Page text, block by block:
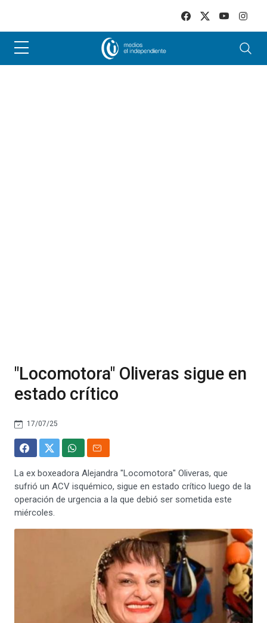
"Locomotora" Oliveras sigue en
estado crítico
17/07/25
La ex boxeadora Alejandra "Locomotora" Oliveras, que
sufrió un ACV isquémico, sigue en estado crítico luego de la
operación de urgencia a la que debió ser sometida este
miércoles.